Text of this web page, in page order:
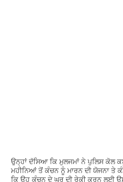
ਉਨ੍ਹਾਂ ਦੱਸਿਆ ਕਿ ਮੁਲਜਮਾਂ ਨੇ ਪੁਲਿਸ ਕੋਲ
ਮਹੀਨਿਆਂ ਤੋਂ ਕੰਚਨ ਨੂੰ ਮਾਰਨ ਦੀ ਯੋਜਨਾ ਤੇ
ਕਿ ਉਹ ਕੰਚਨ ਦੇ ਘਰ ਦੀ ਰੇਕੀ ਕਰਨ ਲਈ